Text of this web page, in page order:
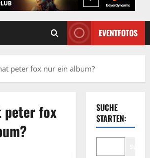
EVENTFOTOS
peter fox nur ein album?
peter fox
SUCHE
STARTEN: